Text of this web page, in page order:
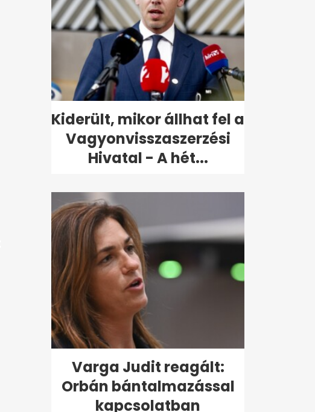
Kiderült, mikor állhat fel a
Vagyonvisszaszerzési
Hivatal - A hét...
Varga Judit reagált:
Orbán bántalmazással
kapcsolatban